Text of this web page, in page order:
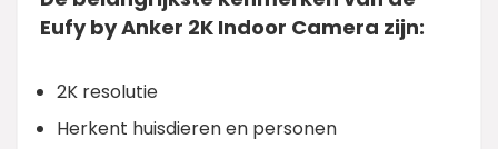
Eufy by Anker 2K Indoor Camera zijn:
2K resolutie
Herkent huisdieren en personen